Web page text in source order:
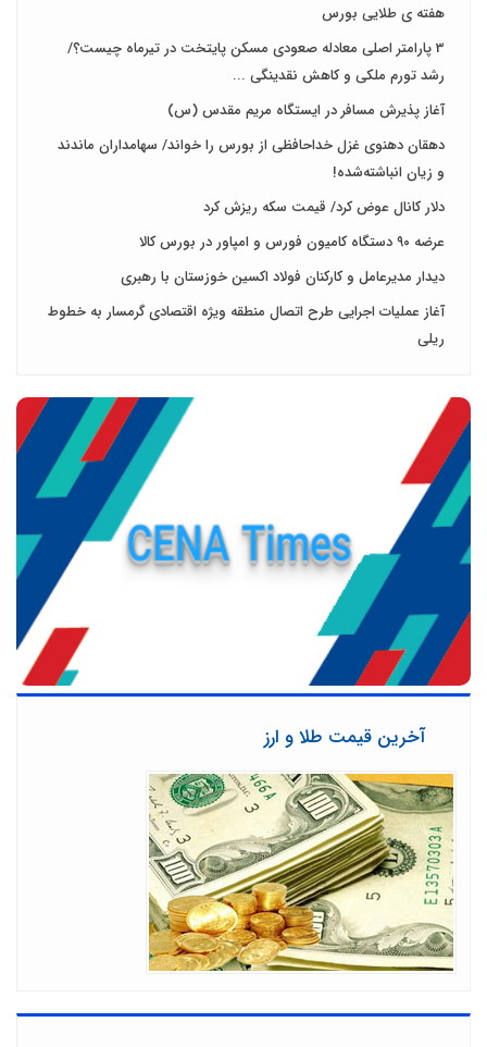
هفته ی طلایی بورس
3 پارامتر اصلی معادله صعودی مسکن پایتخت در تیرماه چیست؟/
رشد تورم ملکی و کاهش نقدینگی ...
آغاز پذیرش مسافر در ایستگاه مریم مقدس (س)
دهقان دهنوی غزل خداحافظی از بورس را خواند/ سهامداران ماندند
و زیان انباشته‌شده!
دلار کانال عوض کرد/ قیمت سکه ریزش کرد
عرضه ۹۰ دستگاه کامیون فورس و امپاور در بورس کالا
دیدار مدیرعامل و کارکنان فولاد اکسین خوزستان با رهبری
آغاز عملیات اجرایی طرح اتصال منطقه ویژه اقتصادی گرمسار به خطوط
ریلی
آخرین قیمت طلا و ارز